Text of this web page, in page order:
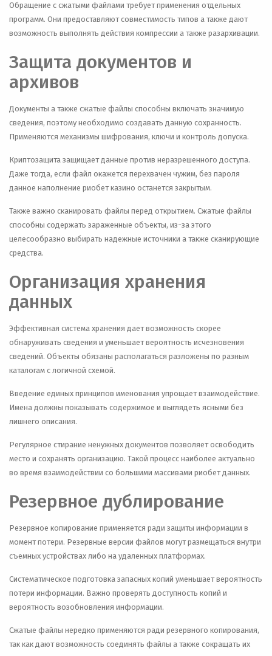
Обращение с сжатыми файлами требует применения отдельных
программ. Они предоставляют совместимость типов а также дают
возможность выполнять действия компрессии а также разархивации.
Защита документов и
архивов
Документы а также сжатые файлы способны включать значимую
сведения, поэтому необходимо создавать данную сохранность.
Применяются механизмы шифрования, ключи и контроль допуска.
Криптозащита защищает данные против неразрешенного доступа.
Даже тогда, если файл окажется перехвачен чужим, без пароля
данное наполнение риобет казино останется закрытым.
Также важно сканировать файлы перед открытием. Сжатые файлы
способны содержать зараженные объекты, из-за этого
целесообразно выбирать надежные источники а также сканирующие
средства.
Организация хранения
данных
Эффективная система хранения дает возможность скорее
обнаруживать сведения и уменьшает вероятность исчезновения
сведений. Объекты обязаны располагаться разложены по разным
каталогам с логичной схемой.
Введение единых принципов именования упрощает взаимодействие.
Имена должны показывать содержимое и выглядеть ясными без
лишнего описания.
Регулярное стирание ненужных документов позволяет освободить
место и сохранять организацию. Такой процесс наиболее актуально
во время взаимодействии со большими массивами риобет данных.
Резервное дублирование
Резервное копирование применяется ради защиты информации в
момент потери. Резервные версии файлов могут размещаться внутри
съемных устройствах либо на удаленных платформах.
Систематическое подготовка запасных копий уменьшает вероятность
потери информации. Важно проверять доступность копий и
вероятность возобновления информации.
Сжатые файлы нередко применяются ради резервного копирования,
так как дают возможность соединять файлы а также сокращать их